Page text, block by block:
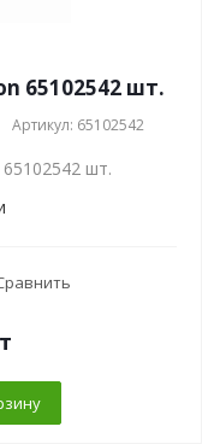
65102542 шт.
Артикул: 65102542
шт.